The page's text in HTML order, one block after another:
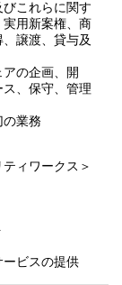
これらに関す
用新案権、商
譲渡、貸与及
の企画、開
、保守、管理
の業務
ィワークス＞
ービスの提供